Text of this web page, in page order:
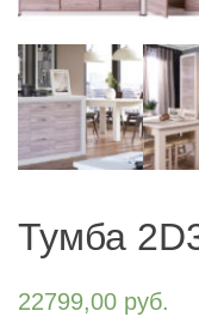
Тумба
22799,00 руб.